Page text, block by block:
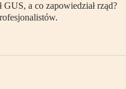
GUS, a co zapowiedział rząd?